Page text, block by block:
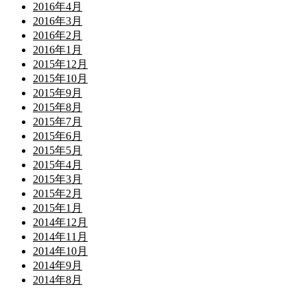
2016年4月
2016年3月
2016年2月
2016年1月
2015年12月
2015年10月
2015年9月
2015年8月
2015年7月
2015年6月
2015年5月
2015年4月
2015年3月
2015年2月
2015年1月
2014年12月
2014年11月
2014年10月
2014年9月
2014年8月